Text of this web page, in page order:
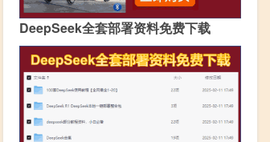
DeepSeek全套部署资料免费下载